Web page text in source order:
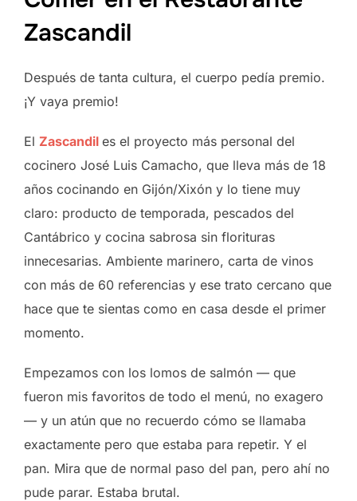
Zascandil
Después de tanta cultura, el cuerpo pedía premio.
¡Y vaya premio!
El Zascandil es el proyecto más personal del
cocinero José Luis Camacho, que lleva más de 18
años cocinando en Gijón/Xixón y lo tiene muy
claro: producto de temporada, pescados del
Cantábrico y cocina sabrosa sin florituras
innecesarias. Ambiente marinero, carta de vinos
con más de 60 referencias y ese trato cercano que
hace que te sientas como en casa desde el primer
momento.
Empezamos con los lomos de salmón — que
fueron mis favoritos de todo el menú, no exagero
— y un atún que no recuerdo cómo se llamaba
exactamente pero que estaba para repetir. Y el
pan. Mira que de normal paso del pan, pero ahí no
pude parar. Estaba brutal.